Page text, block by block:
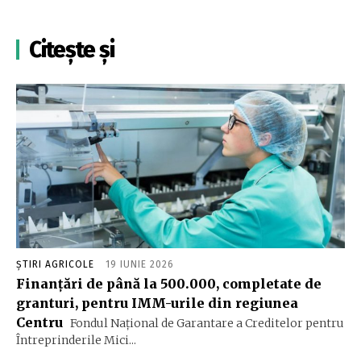
Citește și
ȘTIRI AGRICOLE 19 IUNIE 2026
Finanţări de până la 500.000, completate de
granturi, pentru IMM-urile din regiunea
Centru Fondul Naţional de Garantare a Creditelor pentru
Întreprinderile Mici...